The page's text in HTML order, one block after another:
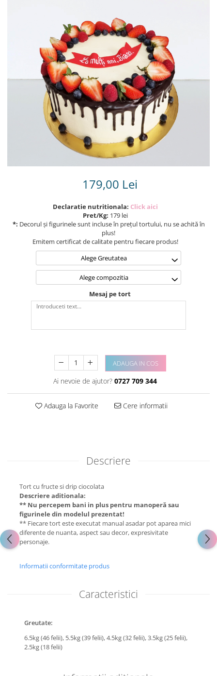
Torturi cu flori
Tortulețe 1.7 kg - 2 kg
179,00 Lei
Declaratie nutritionala: Click aici
Pret/Kg: 179 lei
*: Decorul și figurinele sunt incluse în prețul tortului, nu se achită în
plus!
Emitem certificat de calitate pentru fiecare produs!
Alege Greutatea
Alege compozitia
Mesaj pe tort
ADAUGA IN COS
Ai nevoie de ajutor? 0727 709 344
Adauga la Favorite Cere informatii
Descriere
Tort cu fructe si drip ciocolata
Descriere aditionala:
** Nu percepem bani in plus pentru manoperă sau
figurinele din modelul prezentat!
** Fiecare tort este executat manual asadar pot aparea mici
diferente de nuanta, aspect sau decor, expresivitate
personaje.
Informatii conformitate produs
Caracteristici
Greutate:
6.5kg (46 felii), 5.5kg (39 felii),4.5kg (32 felii),3.5kg (25 felii),
2.5kg (18 felii)